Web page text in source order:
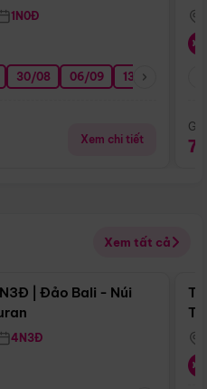
1N0Đ
30/08 06/09 13/09
Xem chi tiết
Xem tất cả
Điểm nổi bật
| Đảo Bali - Núi
4N3Đ